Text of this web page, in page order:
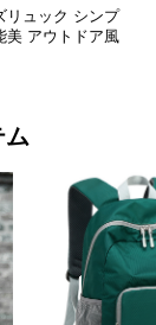
リュック シンプ
美 アウトドア風
ム